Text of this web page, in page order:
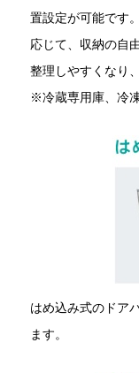
置設定が可能です
応じて、収納の自
整理しやすくなり
※冷蔵専用庫、冷
はめ込み式のドア
ます。